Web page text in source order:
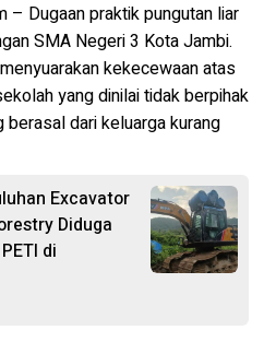
– Dugaan praktik pungutan liar
SMA Negeri 3 Kota Jambi.
kekecewaan atas
yang dinilai tidak berpihak
dari keluarga kurang
Excavator
Diduga
di